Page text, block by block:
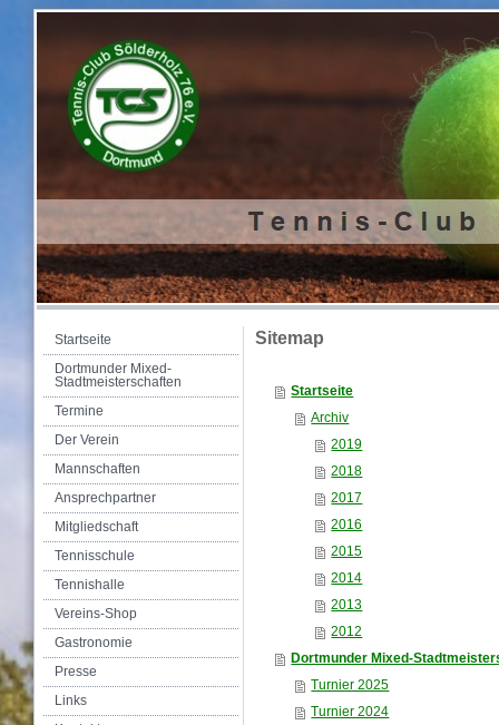
Startseite
Dortmunder Mixed-
Stadtmeisterschaften
Termine
Der Verein
Mannschaften
Ansprechpartner
Mitgliedschaft
Tennisschule
Tennishalle
Vereins-Shop
Gastronomie
Presse
Links
Sitemap
Startseite
Archiv
2019
2018
2017
2016
2015
2014
2013
2012
Dortmunder Mixed-
Turnier 2025
Turnier 2024